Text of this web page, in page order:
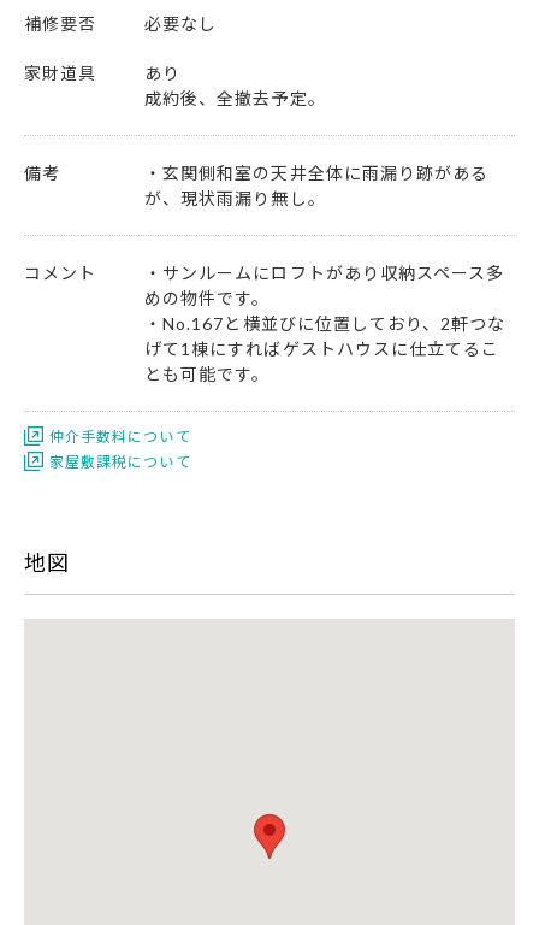
補修要否 必要なし
家財道具
あり
成約後、全撤去予定。
備考
・玄関側和室の天井全体に雨漏り跡がある
が、現状雨漏り無し。
コメント
・サンルームにロフトがあり収納スペース多
めの物件です。
・No.167と横並びに位置しており、2軒つな
げて1棟にすればゲストハウスに仕立てるこ
とも可能です。
仲介手数料について
家屋敷課税について
地図